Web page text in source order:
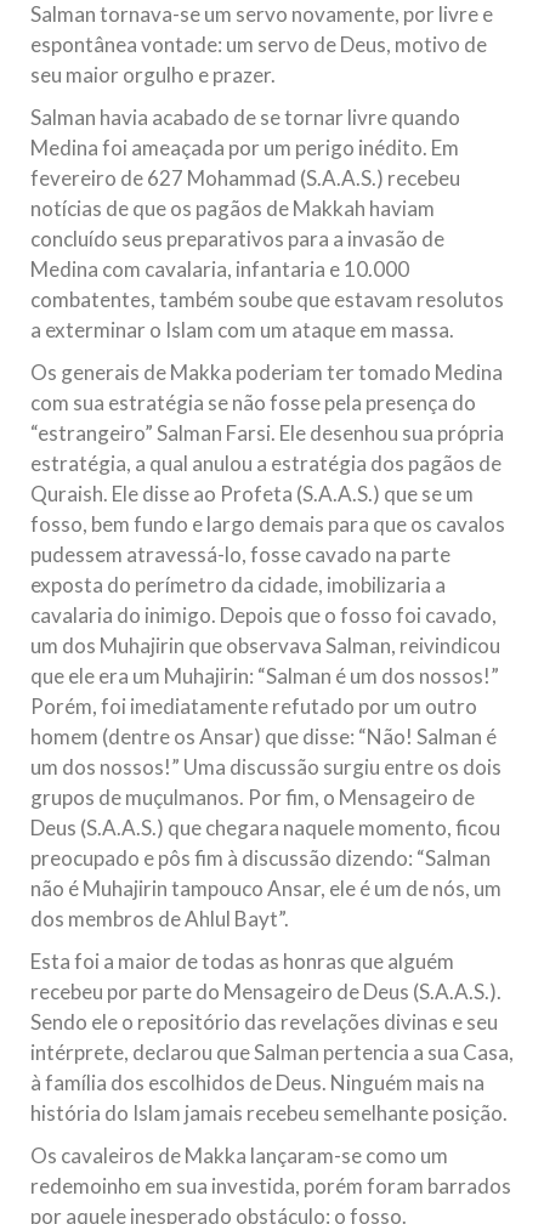
Salman tornava-se um servo novamente, por livre e
espontânea vontade: um servo de Deus, motivo de
seu maior orgulho e prazer.
Salman havia acabado de se tornar livre quando
Medina foi ameaçada por um perigo inédito. Em
fevereiro de 627 Mohammad (S.A.A.S.) recebeu
notícias de que os pagãos de Makkah haviam
concluído seus preparativos para a invasão de
Medina com cavalaria, infantaria e 10.000
combatentes, também soube que estavam resolutos
a exterminar o Islam com um ataque em massa.
Os generais de Makka poderiam ter tomado Medina
com sua estratégia se não fosse pela presença do
“estrangeiro” Salman Farsi. Ele desenhou sua própria
estratégia, a qual anulou a estratégia dos pagãos de
Quraish. Ele disse ao Profeta (S.A.A.S.) que se um
fosso, bem fundo e largo demais para que os cavalos
pudessem atravessá-lo, fosse cavado na parte
exposta do perímetro da cidade, imobilizaria a
cavalaria do inimigo. Depois que o fosso foi cavado,
um dos Muhajirin que observava Salman, reivindicou
que ele era um Muhajirin: “Salman é um dos nossos!”
Porém, foi imediatamente refutado por um outro
homem (dentre os Ansar) que disse: “Não! Salman é
um dos nossos!” Uma discussão surgiu entre os dois
grupos de muçulmanos. Por fim, o Mensageiro de
Deus (S.A.A.S.) que chegara naquele momento, ficou
preocupado e pôs fim à discussão dizendo: “Salman
não é Muhajirin tampouco Ansar, ele é um de nós, um
dos membros de Ahlul Bayt”.
Esta foi a maior de todas as honras que alguém
recebeu por parte do Mensageiro de Deus (S.A.A.S.).
Sendo ele o repositório das revelações divinas e seu
intérprete, declarou que Salman pertencia a sua Casa,
à família dos escolhidos de Deus. Ninguém mais na
história do Islam jamais recebeu semelhante posição.
Os cavaleiros de Makka lançaram-se como um
redemoinho em sua investida, porém foram barrados
por aquele inesperado obstáculo: o fosso.